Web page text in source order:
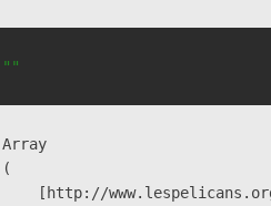
""
Array
(
[http://